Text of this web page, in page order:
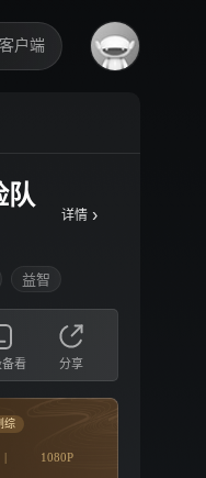
客户端
队
详情 ›
益智
看 分享
综
| 1080P